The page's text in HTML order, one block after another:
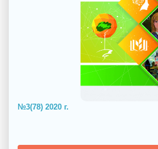
№3(78) 2020 г.